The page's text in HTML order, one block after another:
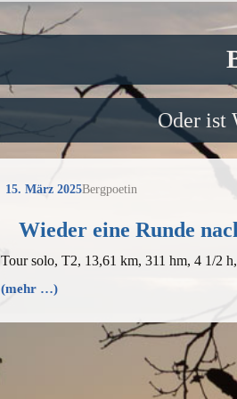
Oder ist
15. März 2025Bergpoetin
Wieder eine Runde
Tour solo, T2, 13,61 km, 311 hm, 4 1/2
(mehr …)